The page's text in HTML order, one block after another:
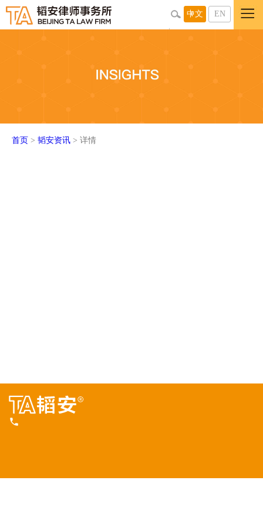
中文 EN
首页 > 韬安资讯 > 详情